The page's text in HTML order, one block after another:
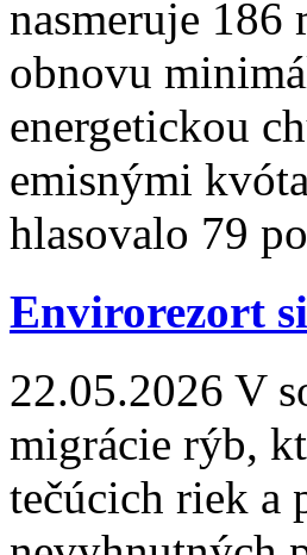
nasmeruje
obnovu
energetickou
emisnými
hlasovalo 79
Envirorezort
22.05.2026 V
migrácie rýb,
tečúcich riek a